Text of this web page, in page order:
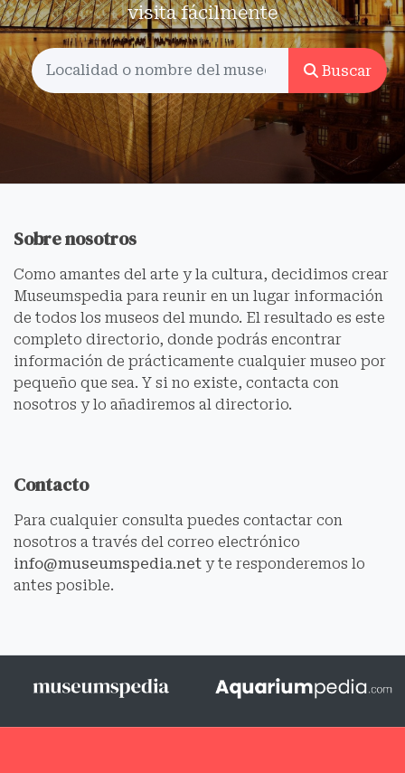
visita fácilmente
Buscar
Sobre nosotros
Como amantes del arte y la cultura, decidimos crear
Museumspedia para reunir en un lugar información
de todos los museos del mundo. El resultado es este
completo directorio, donde podrás encontrar
información de prácticamente cualquier museo por
pequeño que sea. Y si no existe, contacta con
nosotros y lo añadiremos al directorio.
Contacto
Para cualquier consulta puedes contactar con
nosotros a través del correo electrónico
info@museumspedia.net y te responderemos lo
antes posible.